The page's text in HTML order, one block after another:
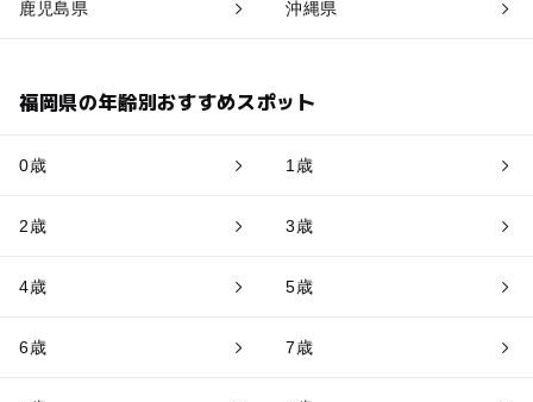
鹿児島県 沖縄県
福岡県の年齢別おすすめスポット
0歳 1歳
2歳 3歳
4歳 5歳
6歳 7歳